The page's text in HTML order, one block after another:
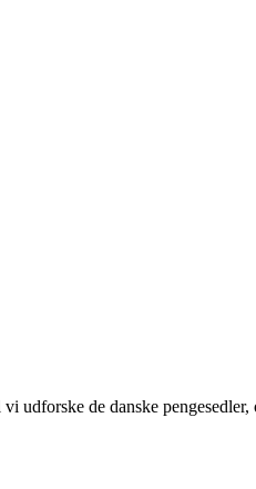
udforske de danske